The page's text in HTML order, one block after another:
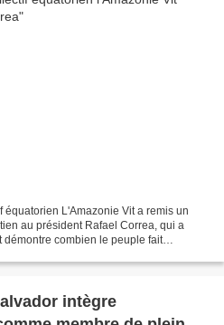
L'Amazonie Vit a remis un
au président Rafael Correa, qui a
combien le peuple fait
intègre